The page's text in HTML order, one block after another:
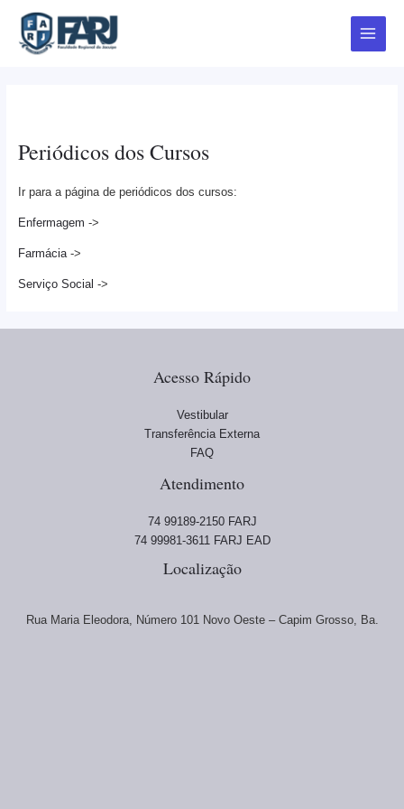
Main
Menu
Periódicos dos Cursos
Ir para a página de periódicos dos cursos:
Enfermagem ->
Farmácia->
Serviço Social ->
Acesso Rápido
Vestibular
Transferência Externa
FAQ
Atendimento
74 99189-2150 FARJ
74 99981-3611 FARJ EAD
Localização
Rua Maria Eleodora, Número 101 Novo Oeste – Capim Grosso, Ba.